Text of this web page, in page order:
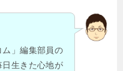
ム」編集部員の
日生きた心地が